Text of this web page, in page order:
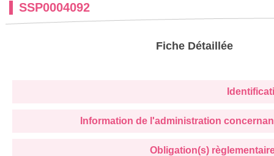
SSP0004092
Fiche Détaillée
Information de l'administration
Obligation(s)